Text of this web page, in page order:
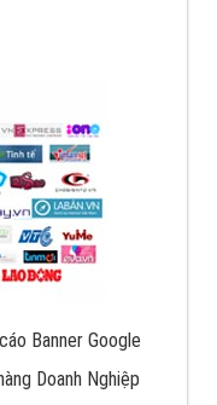
Banner Google
Doanh Nghiệp